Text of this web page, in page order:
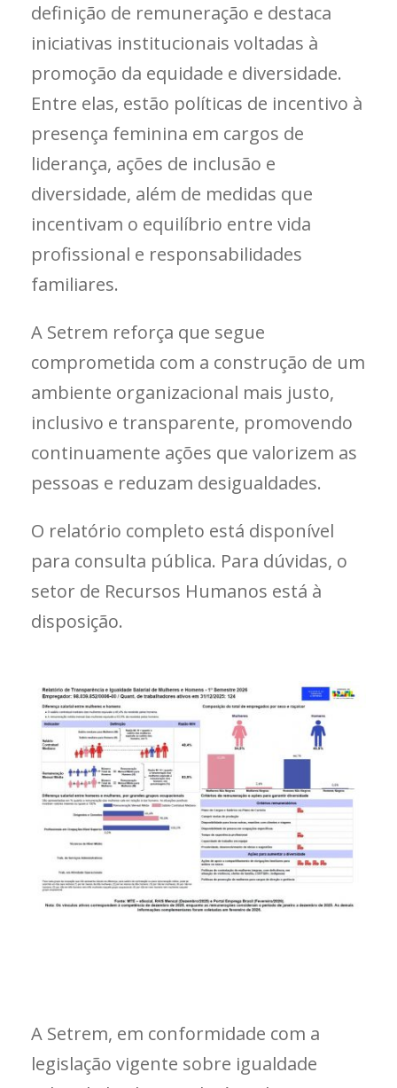
definição de remuneração e destaca
iniciativas institucionais voltadas à
promoção da equidade e diversidade.
Entre elas, estão políticas de incentivo à
presença feminina em cargos de
liderança, ações de inclusão e
diversidade, além de medidas que
incentivam o equilíbrio entre vida
profissional e responsabilidades
familiares.
A Setrem reforça que segue
comprometida com a construção de um
ambiente organizacional mais justo,
inclusivo e transparente, promovendo
continuamente ações que valorizem as
pessoas e reduzam desigualdades.
O relatório completo está disponível
para consulta pública. Para dúvidas, o
setor de Recursos Humanos está à
disposição.
A Setrem, em conformidade com a
legislação vigente sobre igualdade